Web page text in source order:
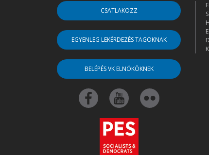
CSATLAKOZZ
EGYENLEG LEKÉRDEZÉS TAGOKNAK
BELÉPÉS VK ELNÖKÖKNEK